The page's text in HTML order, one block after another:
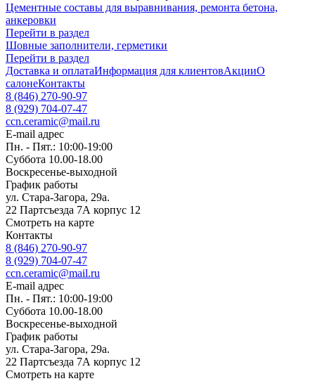
Цементные составы для выравнивания, ремонта бетона,
анкеровки
Перейти в раздел
Шовные заполнители, герметики
Перейти в раздел
Доставка и оплатаИнформация для клиентовАкцииО
салонеКонтакты
8 (846) 270-90-97
8 (929) 704-07-47
ccn.ceramic@mail.ru
E-mail адрес
Пн. - Пят.: 10:00-19:00
Суббота 10.00-18.00
Воскресенье-выходной
График работы
ул. Стара-Загора, 29а.
22 Партсъезда 7А корпус 12
Смотреть на карте
Контакты
8 (846) 270-90-97
8 (929) 704-07-47
ccn.ceramic@mail.ru
E-mail адрес
Пн. - Пят.: 10:00-19:00
Суббота 10.00-18.00
Воскресенье-выходной
График работы
ул. Стара-Загора, 29а.
22 Партсъезда 7А корпус 12
Смотреть на карте